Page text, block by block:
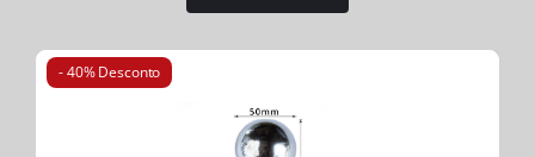
- 40% Desconto